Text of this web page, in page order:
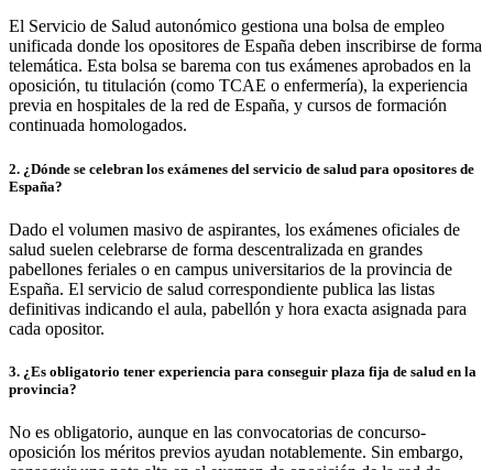
El Servicio de Salud autonómico gestiona una bolsa de empleo
unificada donde los opositores de España deben inscribirse de forma
telemática. Esta bolsa se barema con tus exámenes aprobados en la
oposición, tu titulación (como TCAE o enfermería), la experiencia
previa en hospitales de la red de España, y cursos de formación
continuada homologados.
2. ¿Dónde se celebran los exámenes del servicio de salud para opositores de
España?
Dado el volumen masivo de aspirantes, los exámenes oficiales de
salud suelen celebrarse de forma descentralizada en grandes
pabellones feriales o en campus universitarios de la provincia de
España. El servicio de salud correspondiente publica las listas
definitivas indicando el aula, pabellón y hora exacta asignada para
cada opositor.
3. ¿Es obligatorio tener experiencia para conseguir plaza fija de salud en la
provincia?
No es obligatorio, aunque en las convocatorias de concurso-
oposición los méritos previos ayudan notablemente. Sin embargo,